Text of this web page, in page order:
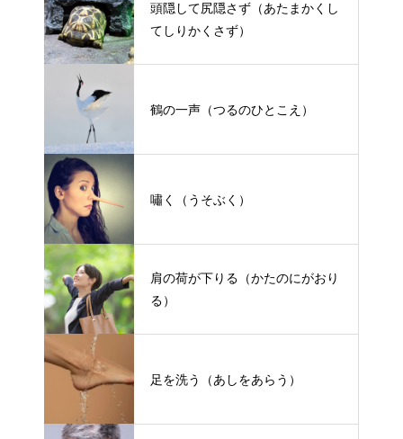
頭隠して尻隠さず（あたまかくし
てしりかくさず）
鶴の一声（つるのひとこえ）
嘯く（うそぶく）
肩の荷が下りる（かたのにがおり
る）
足を洗う（あしをあらう）